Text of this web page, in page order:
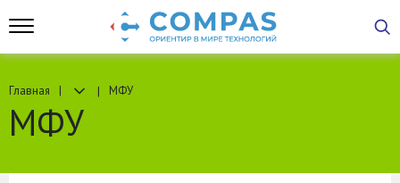
Главная МФУ
МФУ